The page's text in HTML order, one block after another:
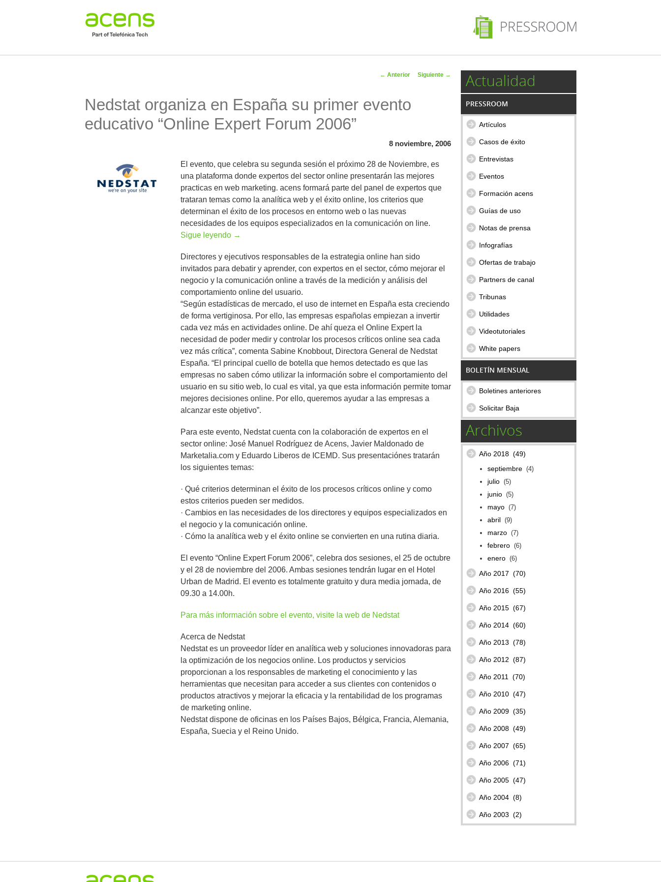
Navegador de
← Anterior Siguiente →
Nedstat organiza en España su primer evento
educativo “Online Expert Forum 2006”
8 noviembre, 2006
El evento, que celebra su segunda sesión el próximo 28 de Noviembre, es
una plataforma donde expertos del sector online presentarán las mejores
practicas en web marketing. acens formará parte del panel de expertos que
trataran temas como la analítica web y el éxito online, los criterios que
determinan el éxito de los procesos en entorno web o las nuevas
necesidades de los equipos especializados en la comunicación on line.
Sigue leyendo →
Directores y ejecutivos responsables de la estrategia online han sido
invitados para debatir y aprender, con expertos en el sector, cómo mejorar el
negocio y la comunicación online a través de la medición y análisis del
comportamiento online del usuario.
“Según estadísticas de mercado, el uso de internet en España esta creciendo
de forma vertiginosa. Por ello, las empresas españolas empiezan a invertir
cada vez más en actividades online. De ahí queza el Online Expert la
necesidad de poder medir y controlar los procesos críticos online sea cada
vez más crítica”, comenta Sabine Knobbout, Directora General de Nedstat
España. “El principal cuello de botella que hemos detectado es que las
empresas no saben cómo utilizar la información sobre el comportamiento del
usuario en su sitio web, lo cual es vital, ya que esta información permite tomar
mejores decisiones online. Por ello, queremos ayudar a las empresas a
alcanzar este objetivo”.
Para este evento, Nedstat cuenta con la colaboración de expertos en el
sector online: José Manuel Rodríguez de Acens, Javier Maldonado de
Marketalia.com y Eduardo Liberos de ICEMD. Sus presentaciónes tratarán
los siguientes temas:
· Qué criterios determinan el éxito de los procesos críticos online y como
estos criterios pueden ser medidos.
· Cambios en las necesidades de los directores y equipos especializados en
el negocio y la comunicación online.
· Cómo la analítica web y el éxito online se convierten en una rutina diaria.
El evento “Online Expert Forum 2006”, celebra dos sesiones, el 25 de octubre
y el 28 de noviembre del 2006. Ambas sesiones tendrán lugar en el Hotel
Urban de Madrid. El evento es totalmente gratuito y dura media jornada, de
09.30 a 14.00h.
Para más información sobre el evento, visite la web de Nedstat
Acerca de Nedstat
Nedstat es un proveedor líder en analítica web y soluciones innovadoras para
la optimización de los negocios online. Los productos y servicios
proporcionan a los responsables de marketing el conocimiento y las
herramientas que necesitan para acceder a sus clientes con contenidos o
productos atractivos y mejorar la eficacia y la rentabilidad de los programas
de marketing online.
Nedstat dispone de oficinas en los Países Bajos, Bélgica, Francia, Alemania,
España, Suecia y el Reino Unido.
Actualidad
PRESSROOM
Artículos
Casos de éxito
Entrevistas
Eventos
Formación acens
Guías de uso
Notas de prensa
Infografías
Ofertas de trabajo
Partners de canal
Tribunas
Utilidades
Videotutoriales
White papers
BOLETÍN MENSUAL
Boletines anteriores
Solicitar Baja
Archivos
Año 2018 (49)
septiembre (4)
julio (5)
junio (5)
mayo (7)
abril (9)
marzo (7)
febrero (6)
enero (6)
Año 2017 (70)
Año 2016 (55)
Año 2015 (67)
Año 2014 (60)
Año 2013 (78)
Año 2012 (87)
Año 2011 (70)
Año 2010 (47)
Año 2009 (35)
Año 2008 (49)
Año 2007 (65)
Año 2006 (71)
Año 2005 (47)
Año 2004 (8)
Año 2003 (2)